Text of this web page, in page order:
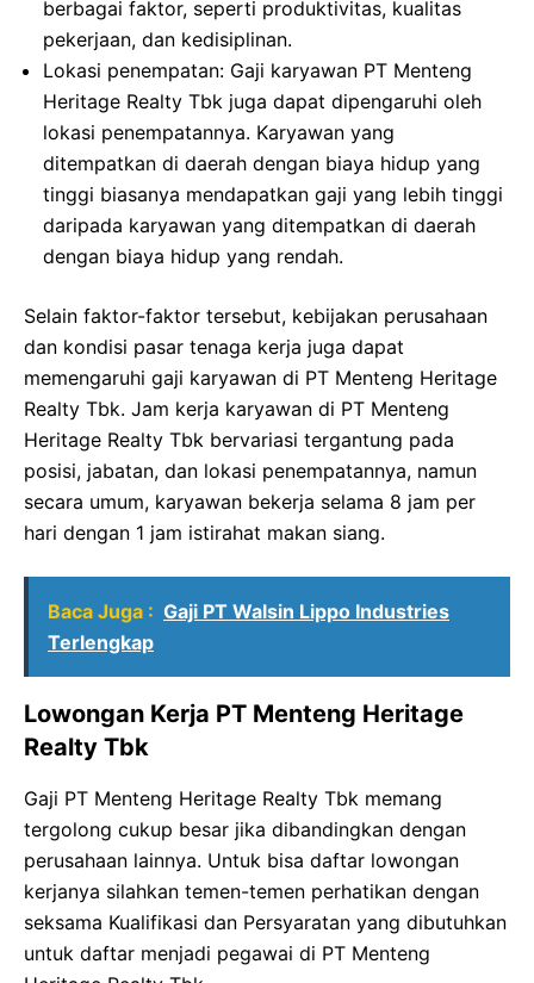
berbagai faktor, seperti produktivitas, kualitas
pekerjaan, dan kedisiplinan.
Lokasi penempatan: Gaji karyawan PT Menteng
Heritage Realty Tbk juga dapat dipengaruhi oleh
lokasi penempatannya. Karyawan yang
ditempatkan di daerah dengan biaya hidup yang
tinggi biasanya mendapatkan gaji yang lebih tinggi
daripada karyawan yang ditempatkan di daerah
dengan biaya hidup yang rendah.
Selain faktor-faktor tersebut, kebijakan perusahaan
dan kondisi pasar tenaga kerja juga dapat
memengaruhi gaji karyawan di PT Menteng Heritage
Realty Tbk. Jam kerja karyawan di PT Menteng
Heritage Realty Tbk bervariasi tergantung pada
posisi, jabatan, dan lokasi penempatannya, namun
secara umum, karyawan bekerja selama 8 jam per
hari dengan 1 jam istirahat makan siang.
Baca Juga : Gaji PT Walsin Lippo Industries
Terlengkap
Lowongan Kerja PT Menteng Heritage
Realty Tbk
Gaji PT Menteng Heritage Realty Tbk memang
tergolong cukup besar jika dibandingkan dengan
perusahaan lainnya. Untuk bisa daftar lowongan
kerjanya silahkan temen-temen perhatikan dengan
seksama Kualifikasi dan Persyaratan yang dibutuhkan
untuk daftar menjadi pegawai di PT Menteng